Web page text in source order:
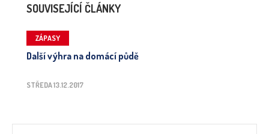
SOUVISEJÍCÍ ČLÁNKY
ZÁPASY
Další výhra na domácí půdě
STŘEDA 13.12.2017